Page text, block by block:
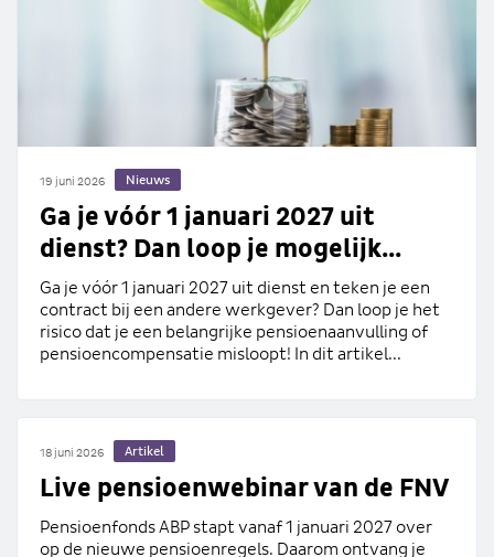
19 juni 2026 Nieuws
Ga je vóór 1 januari 2027 uit
dienst? Dan loop je mogelijk...
Ga je vóór 1 januari 2027 uit dienst en teken je een
contract bij een andere werkgever? Dan loop je het
risico dat je een belangrijke pensioenaanvulling of
pensioencompensatie misloopt! In dit artikel...
18 juni 2026 Artikel
Live pensioenwebinar van de FNV
Pensioenfonds ABP stapt vanaf 1 januari 2027 over
op de nieuwe pensioenregels. Daarom ontvang je